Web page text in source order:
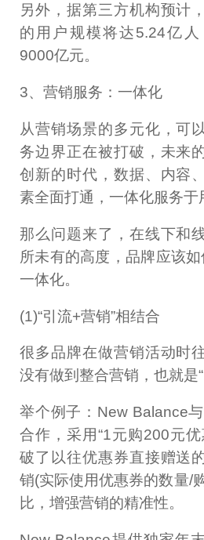
另外，据第三方机构预计
的用户规模将达5.24亿
9000亿元。
3、营销服务：一体化
从营销场景的多元化，可
务边界正在被打破，未来
创新的时代，数据、内容
素全面打通，一体化服务于
那么问题来了，在线下和
所未有的高度，品牌应该如
一体化。
(1)“引流+营销”相结合
很多品牌在做营销活动时
没有做到整合营销，也就是“
举个例子：New Balance
合作，采用“1元购200元
破了以往优惠券直接赠送
销(实际使用优惠券的数量/
比，增强营销的精准性。